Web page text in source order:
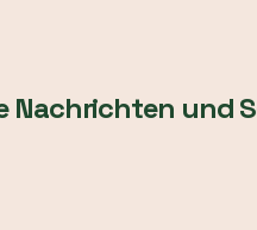
Nachrichten und